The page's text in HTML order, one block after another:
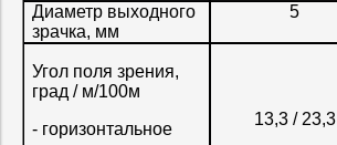
Диаметр выходного
зрачка, мм
5
Угол поля зрения,
град / м/100м
- горизонтальное
13,3 / 23,3